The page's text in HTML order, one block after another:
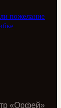
пожелание
«Орфей»